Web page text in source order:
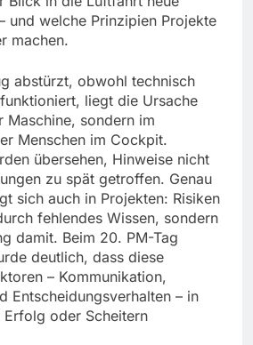
und welche Prinzipien Projekte
machen.
abstürzt, obwohl technisch
liegt die Ursache
Maschine, sondern im
Menschen im Cockpit.
übersehen, Hinweise nicht
zu spät getroffen. Genau
sich auch in Projekten: Risiken
fehlendes Wissen, sondern
damit. Beim 20. PM-Tag
deutlich, dass diese
– Kommunikation,
Entscheidungsverhalten – in
Erfolg oder Scheitern